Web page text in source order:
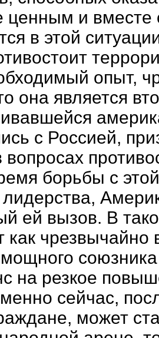
ценным и вместе
в этой
опыт,
она является
с Россией,
вопросах
борьбы с
ей вызов. В
как
на резкое
сейчас,
может